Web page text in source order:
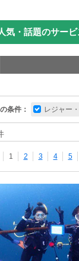
気・話題のサービ
条件： レジャー
1 2 3 4 5